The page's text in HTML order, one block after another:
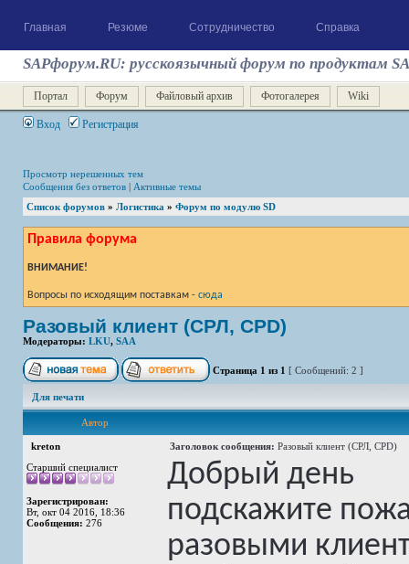
Главная Резюме Сотрудничество Справка
SAPфорум.RU: русскоязычный форум по продуктам
Портал Форум Файловый архив Фотогалерея Wiki
Вход Регистрация
Просмотр нерешенных тем
Сообщения без ответов | Активные темы
Список форумов » Логистика » Форум по модулю SD
Правила форума
ВНИМАНИЕ!
Вопросы по исходящим поставкам - сюда
Разовый клиент (СРЛ, CPD)
Модераторы: LKU, SAA
Страница 1 из 1 [ Сообщений: 2 ]
Для печати
Автор
kreton Заголовок сообщения: Разовый клиент (СРЛ, CPD)
Старший специалист
Зарегистрирован:
Вт, окт 04 2016, 18:36
Сообщения: 276
Добрый день
подскажите
разовыми